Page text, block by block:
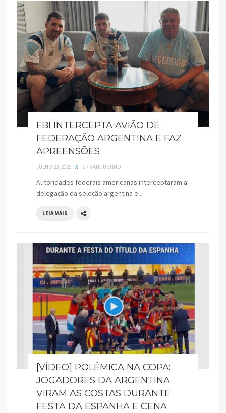
FBI INTERCEPTA AVIÃO DE
FEDERAÇÃO ARGENTINA E FAZ
APREENSÕES
JULHO 23, 2026 X ERIVAN JUSTINO
Autoridades federais americanas interceptaram a
delegação da seleção argentina e...
LEIA MAIS
[VÍDEO] POLÊMICA NA COPA:
JOGADORES DA ARGENTINA
VIRAM AS COSTAS DURANTE
FESTA DA ESPANHA E CENA